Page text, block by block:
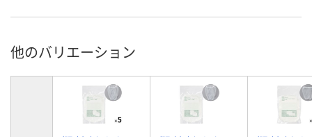
他のバリエーション